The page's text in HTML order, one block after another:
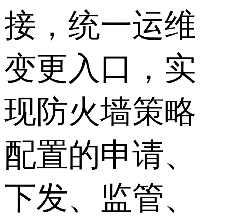
接，统一运维
变更入口，实
现防火墙策略
配置的申请、
下发、监管、